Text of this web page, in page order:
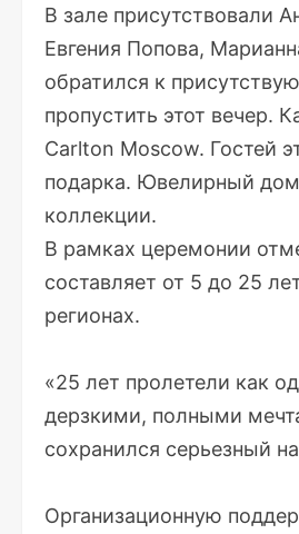
В зале присутствовали
Евгения Попова,
обратился к
пропустить этот вечер.
Carlton Moscow. Гостей
подарка. Ювелирный
коллекции.
В рамках церемонии
составляет от 5 до 25
регионах.
«25 лет пролетели как
дерзкими, полными
сохранился серьезный
Организационную